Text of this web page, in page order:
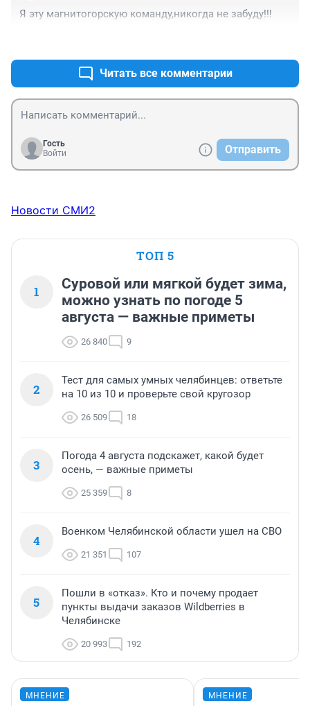
Я эту магнитогорскую команду,никогда не забуду!!!
Читать все комментарии
Гость
Войти
Отправить
Новости СМИ2
ТОП 5
1
Суровой или мягкой будет зима,
можно узнать по погоде 5
августа — важные приметы
26 840 9
2
Тест для самых умных челябинцев: ответьте
на 10 из 10 и проверьте свой кругозор
26 509 18
3
Погода 4 августа подскажет, какой будет
осень, — важные приметы
25 359 8
4
Военком Челябинской области ушел на СВО
21 351 107
5
Пошли в «отказ». Кто и почему продает
пункты выдачи заказов Wildberries в
Челябинске
20 993 192
МНЕНИЕ МНЕНИЕ